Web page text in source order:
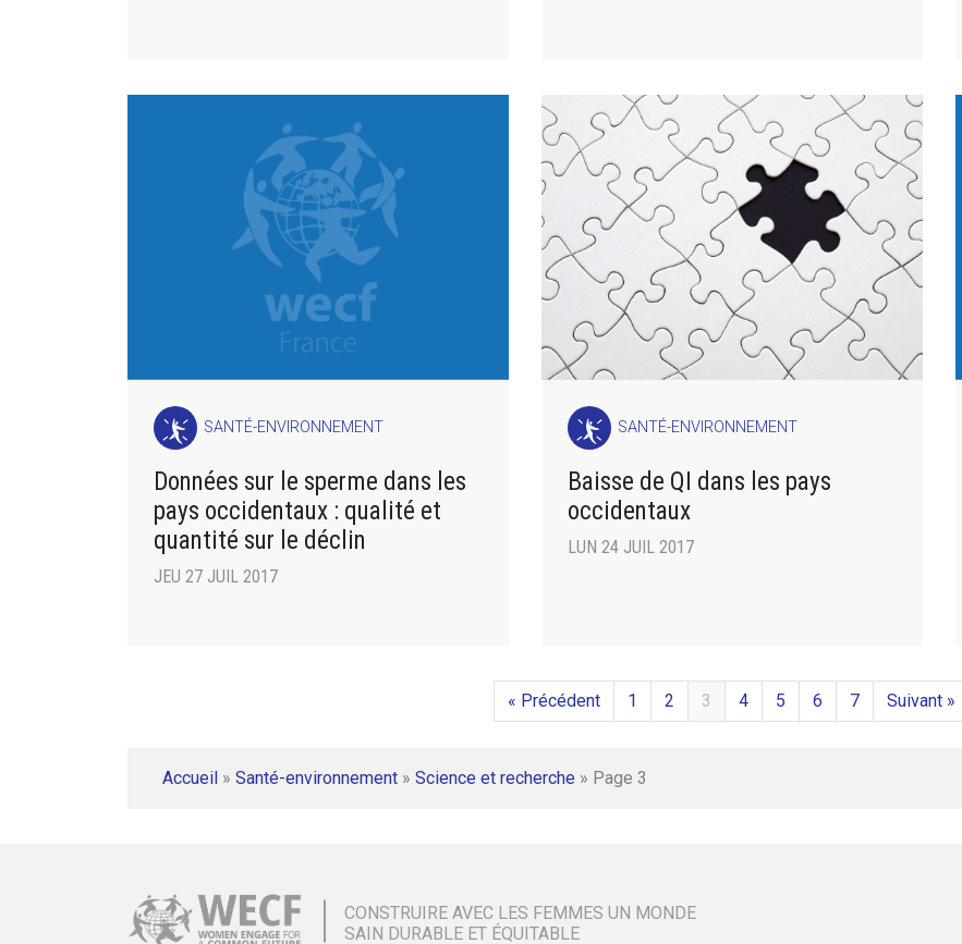
SANTÉ-ENVIRONNEMENT
Données sur le sperme dans les
pays occidentaux : qualité et
quantité sur le déclin
JEU 27 JUIL 2017
SANTÉ-ENVIRONNEMENT
Baisse de QI dans les pays
occidentaux
LUN 24 JUIL 2017
« Précédent 1 2 3 4 5 6 7 Suivant »
Accueil » Santé-environnement » Science et recherche » Page 3
CONSTRUIRE AVEC LES FEMMES UN MONDE
SAIN DURABLE ET ÉQUITABLE